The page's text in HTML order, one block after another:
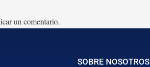
un comentario.
SOBRE NOSOTROS